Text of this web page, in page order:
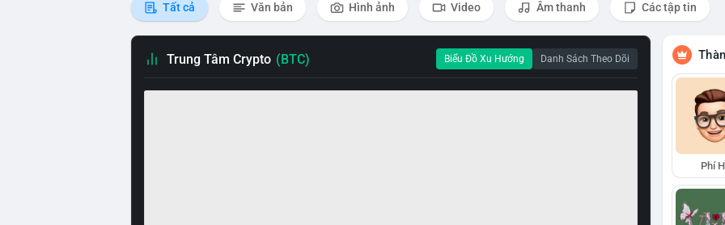
Tất cả Văn bản Hình ảnh Video Âm thanh Các tập tin
Trung Tâm Crypto (BTC) Biểu Đồ Xu Hướng Danh Sách Theo Dõi
Phí